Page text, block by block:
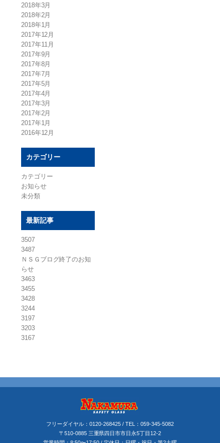
2018年3月
2018年2月
2018年1月
2017年12月
2017年11月
2017年9月
2017年8月
2017年7月
2017年5月
2017年4月
2017年3月
2017年2月
2017年1月
2016年12月
カテゴリー
カテゴリー
お知らせ
未分類
最新記事
3507
3487
ＮＳＧブログ終了のお知
らせ
3463
3455
3428
3244
3197
3203
3167
フリーダイヤル：0120-268425 / TEL： 059-345-5082
〒510-0885 三重県四日市市日永5丁目12-2